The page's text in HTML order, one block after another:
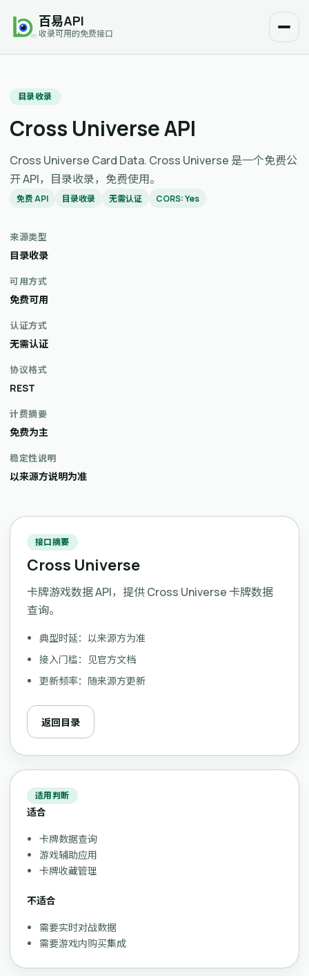
百易API
收录可用的免费接口
目录收录
Cross Universe API
Cross Universe Card Data. Cross Universe 是一个免费公
开 API，目录收录，免费使用。
免费 API 目录收录 无需认证 CORS: Yes
来源类型
目录收录
可用方式
免费可用
认证方式
无需认证
协议格式
REST
计费摘要
免费为主
稳定性说明
以来源方说明为准
接口摘要
Cross Universe
卡牌游戏数据 API，提供 Cross Universe 卡牌数据
查询。
典型时延：以来源方为准
接入门槛：见官方文档
更新频率：随来源方更新
返回目录
适用判断
适合
卡牌数据查询
游戏辅助应用
卡牌收藏管理
不适合
需要实时对战数据
需要游戏内购买集成